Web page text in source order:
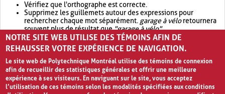
Vérifiez que l'orthographe est correcte.
Supprimez les guillemets autour des expressions pour
rechercher chaque mot séparément. garage à véloretournera
souvent plus de résultat que"garage à vélo".
Envisagez d'élargir votre recherche avec OR.garage OR vélo
retournera souvent plus de résultat quegarage à vélo
NOTRE SITE WEB UTILISE DES TÉMOINS AFIN DE
REHAUSSER VOTRE EXPÉRIENCE DE NAVIGATION.
Le site web de Polytechnique Montréal utilise des témoins de connexion
afin de recueillir des statistiques générales et offrir une meilleure
expérience à ses visiteurs. En naviguant sur le site, vous acceptez
l’utilisation de ces témoins selon les modalités spécifiées aux conditions